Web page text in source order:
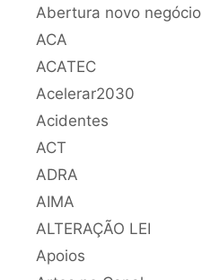
Abertura novo negócio
ACA
ACATEC
Acelerar2030
Acidentes
ACT
ADRA
AIMA
ALTERAÇÃO LEI
Apoios